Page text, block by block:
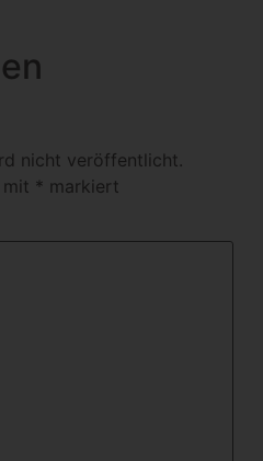
nicht veröffentlicht.
* markiert